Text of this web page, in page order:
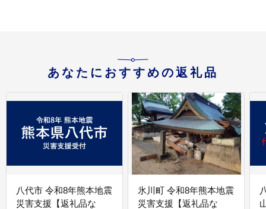
あなたにおすすめの返礼品
八代市 令和8年熊本地震
災害支援【返礼品な
氷川町 令和8年熊本地震
災害支援【返礼品な